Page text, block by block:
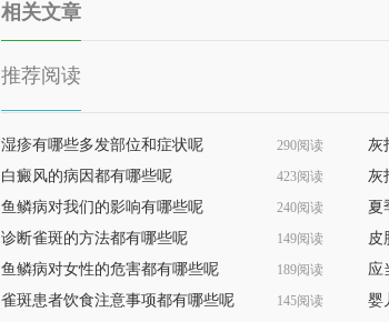
相关文章
推荐阅读
湿疹有哪些多发部位和症状呢 290阅读
白癜风的病因都有哪些呢 423阅读
鱼鳞病对我们的影响有哪些呢 240阅读
诊断雀斑的方法都有哪些呢 149阅读
鱼鳞病对女性的危害都有哪些呢 189阅读
雀斑患者饮食注意事项都有哪些呢 145阅读
灰
灰
夏
皮
应
婴